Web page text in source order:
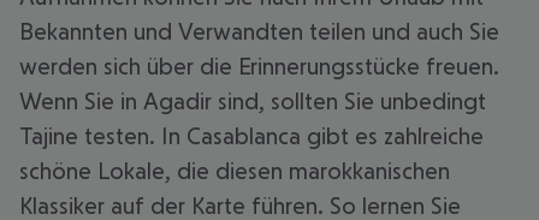
Bekannten und Verwandten teilen und auch Sie
werden sich über die Erinnerungsstücke freuen.
Wenn Sie in Agadir sind, sollten Sie unbedingt
Tajine testen. In Casablanca gibt es zahlreiche
schöne Lokale, die diesen marokkanischen
Klassiker auf der Karte führen. So lernen Sie